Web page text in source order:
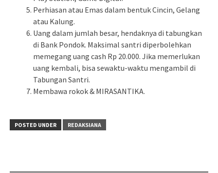
Perhiasan atau Emas dalam bentuk Cincin, Gelang
atau Kalung.
Uang dalam jumlah besar, hendaknya di tabungkan
di Bank Pondok. Maksimal santri diperbolehkan
memegang uang cash Rp 20.000. Jika memerlukan
uang kembali, bisa sewaktu-waktu mengambil di
Tabungan Santri.
Membawa rokok & MIRASANTIKA.
POSTED UNDER REDAKSIANA